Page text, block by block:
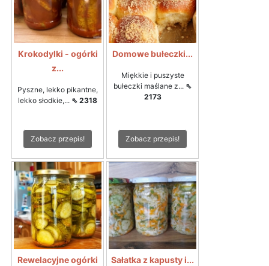
Krokodylki - ogórki
z...
Pyszne, lekko pikantne,
lekko słodkie,... ⇖ 2318
Zobacz przepis!
Domowe bułeczki...
Miękkie i puszyste
bułeczki maślane z... ⇖
2173
Zobacz przepis!
Rewelacyjne ogórki
Sałatka z kapusty i...